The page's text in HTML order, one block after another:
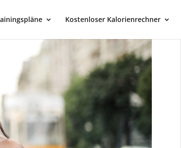
Kostenloser Kalorienrechner